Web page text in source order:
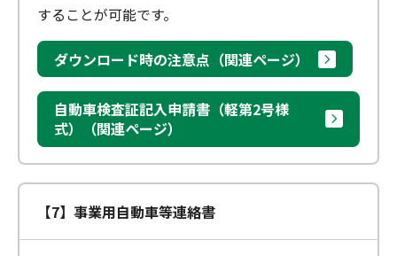
することが可能です。
ダウンロード時の注意点（関連ページ）
自動車検査証記入申請書（軽第2号様
式）（関連ページ）
【7】事業用自動車等連絡書